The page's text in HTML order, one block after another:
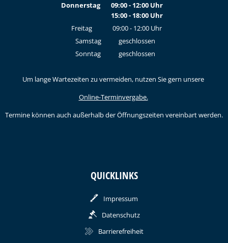
Donnerstag
09:00- 12:00 Uhr
Von 09:00 bis 12:00 Uhr
15:00- 18:00 Uhr
Von 15:00 bis 18:00 Uhr
Freitag 09:00- 12:00Uhr
Von 09:00 bis 12:00 Uhr
Samstag
geschlossen
Sonntag
geschlossen
Um lange Wartezeiten zu vermeiden, nutzen Sie gern unsere
Online-Terminvergabe.
Termine können auch außerhalb der Öffnungszeiten vereinbart werden.
QUICKLINKS
Impressum
Datenschutz
Barrierefreiheit